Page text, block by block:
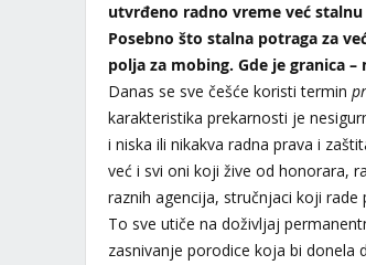
utvrđeno radno vreme već
Posebno što stalna potraga za
polja za mobing. Gde je granica
Danas se sve češće koristi termin
karakteristika prekarnosti je
i niska ili nikakva radna prava i
već i svi oni koji žive od honorara,
raznih agencija, stručnjaci koji rade
To sve utiče na doživljaj
zasnivanje porodice koja bi donela